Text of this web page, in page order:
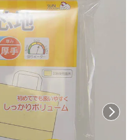
次へ